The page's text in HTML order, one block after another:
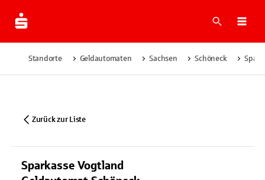
Suche
Standorte Geldautomaten Sachsen Schöneck
Zurück zur Liste
Sparkasse Vogtland